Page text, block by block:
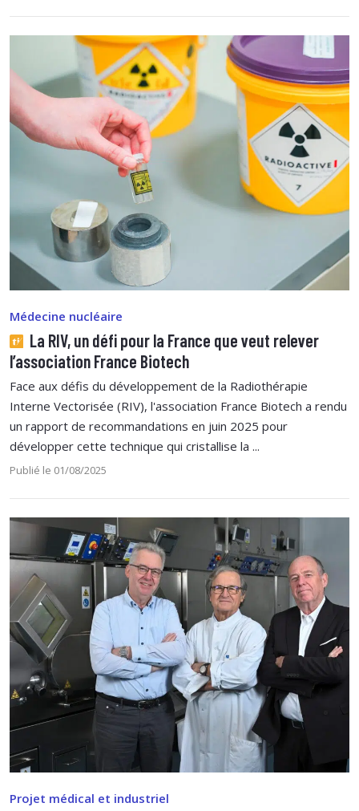
Médecine nucléaire
La RIV, un défi pour la France que veut relever
l’association France Biotech
Face aux défis du développement de la Radiothérapie
Interne Vectorisée (RIV), l'association France Biotech a rendu
un rapport de recommandations en juin 2025 pour
développer cette technique qui cristallise la ...
Publié le 01/08/2025
Projet médical et industriel